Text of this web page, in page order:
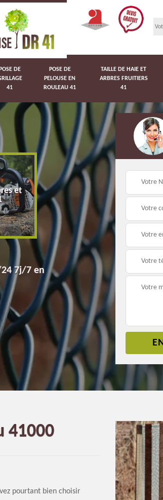
POSE DE
41
POSE DE
PELOUSE EN
ROULEAU 41
TAILLE DE HAIE ET
ARBRES FRUITIERS
41
et
Pose de clôture 41
7j/7 en
41000
pourtant bien choisir